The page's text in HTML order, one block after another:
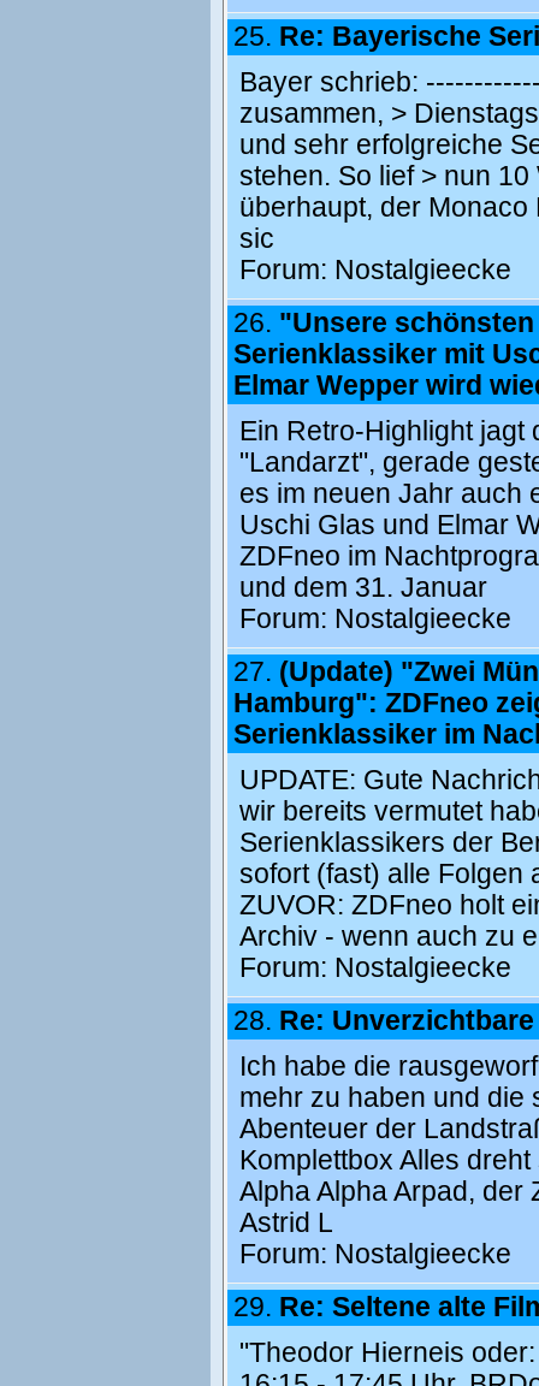
25. Re: Bayerische
Bayer schrieb:
zusammen, >
und sehr erfolgreiche
stehen. So lief > nun
überhaupt, der
sic
Forum: Nostalgieecke
26. "Unsere
Serienklassiker mit
Elmar Wepper wird
Ein Retro-Highlight jagt
"Landarzt", gerade
es im neuen Jahr auch
Uschi Glas und Elmar
ZDFneo im
und dem 31. Januar
Forum: Nostalgieecke
27. (Update) "Zwei
Hamburg": ZDFneo
Serienklassiker im
UPDATE: Gute
wir bereits vermutet
Serienklassikers der
sofort (fast) alle Folgen
ZUVOR: ZDFneo holt
Archiv - wenn auch zu
Forum: Nostalgieecke
28. Re: Unverzichtbare
Ich habe die
mehr zu haben und die
Abenteuer der
Komplettbox Alles
Alpha Alpha Arpad, der
Astrid L
Forum: Nostalgieecke
29. Re: Seltene alte
"Theodor Hierneis